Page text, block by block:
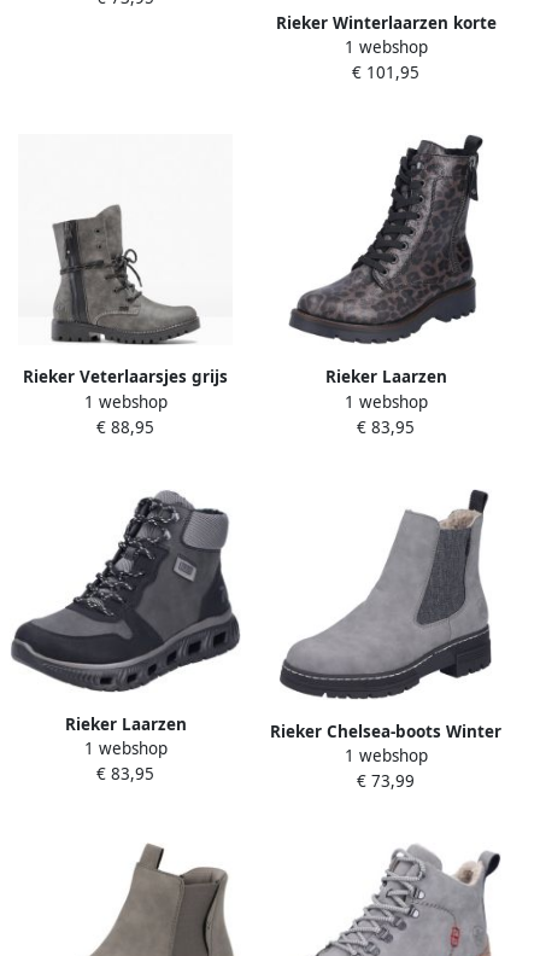
Rieker Winterlaarzen korte
laarzen blokhak met
waterafstotende tex-
1 webshop
€ 101,95
Rieker Veterlaarsjes grijs
gemêleerd zwart
1 webshop
€ 88,95
Rieker Laarzen
1 webshop
€ 83,95
Rieker Laarzen
M602345BLACK
1 webshop
€ 83,95
Rieker Chelsea-boots Winter
enkellaars winterboots
blokhak met
1 webshop
€ 73,99